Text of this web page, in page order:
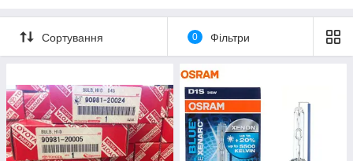
Сортування 0 Фільтри